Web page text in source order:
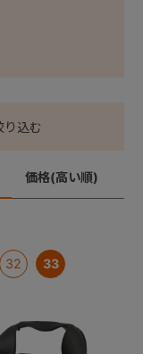
ヴアドバンス
ＩＳＯＦＩＸ
ランデ
り込む
価格(高い順)
32 33